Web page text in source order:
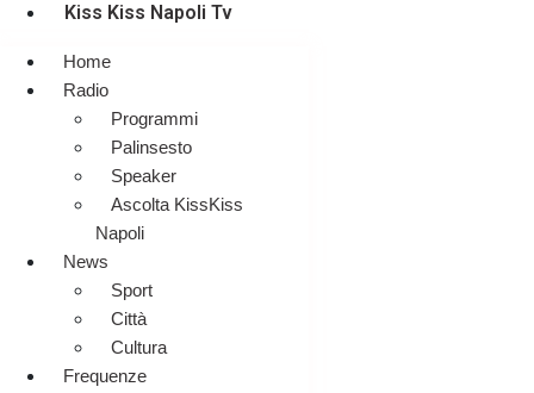
Kiss Kiss Napoli Tv
Home
Radio
Programmi
Palinsesto
Speaker
Ascolta KissKiss
Napoli
News
Sport
Città
Cultura
Frequenze